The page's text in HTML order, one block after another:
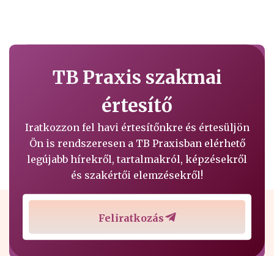
TB Praxis szakmai
értesítő
Iratkozzon fel havi értesítőnkre és értesüljön
Ön is rendszeresen a TB Praxisban elérhető
legújabb hírekről, tartalmakról, képzésekről
és szakértői elemzésekről!
Feliratkozás